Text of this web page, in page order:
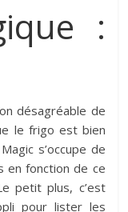
:
désagréable de
le frigo est bien
s’occupe de
en fonction de ce
petit plus, c’est
pour lister les